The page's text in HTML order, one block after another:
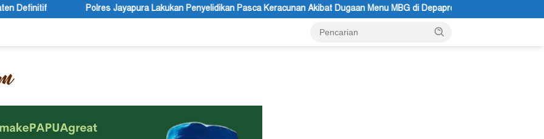
Lakukan Penyelidikan Pasca Keracunan Akibat Dugaan Menu MBG di Depapre Bupati Kabupaten Jayawijaya Atenius